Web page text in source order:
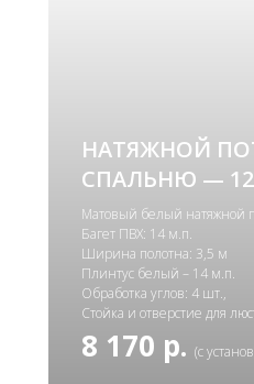
НАТЯЖНОЙ
СПАЛЬНЮ —
Матовый белый натяжной
Багет ПВХ: 14 м.п.
Ширина полотна: 3,5 м
Плинтус белый – 14 м.п.
Обработка углов: 4 шт.,
Стойка и отверстие для
8 170 р. (с